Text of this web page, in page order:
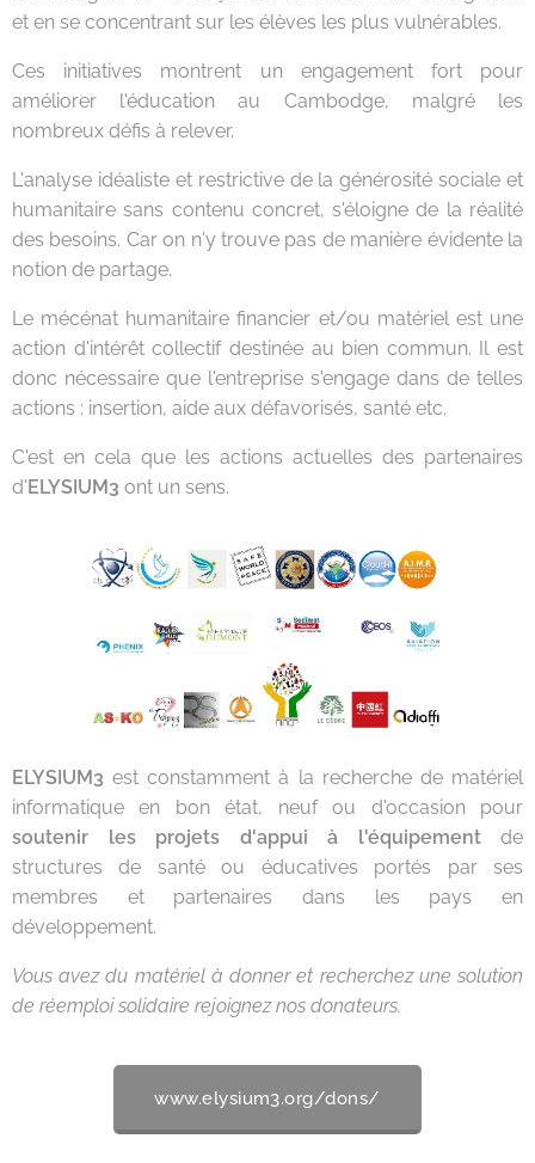
et en se concentrant sur les élèves les plus vulnérables.
Ces initiatives montrent un engagement fort pour
améliorer l'éducation au Cambodge, malgré les
nombreux défis à relever.
L'analyse idéaliste et restrictive de la générosité sociale et
humanitaire sans contenu concret, s'éloigne de la réalité
des besoins. Car on n'y trouve pas de manière évidente la
notion de partage.
Le mécénat humanitaire financier et/ou matériel est une
action d'intérêt collectif destinée au bien commun. Il est
donc nécessaire que l'entreprise s'engage dans de telles
actions : insertion, aide aux défavorisés, santé etc.
C'est en cela que les actions actuelles des partenaires
d' ELYSIUM3 ont un sens.
ELYSIUM3 est constamment à la recherche de matériel
informatique en bon état, neuf ou d'occasion pour
soutenir les projets d'appui à l'équipementde
structures de santé ou éducatives portés par ses
membres et partenaires dans les pays en
développement.
Vous avez du matériel à donner et recherchez une solution
de réemploi solidaire rejoignez nos donateurs.
www.elysium3.org/dons/